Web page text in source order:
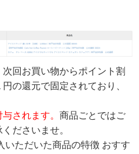
回お買い物からポイント割
の還元で固定されており、
されます。 商品ごとではご
ださいませ。
いただいた商品の特徴 おすす